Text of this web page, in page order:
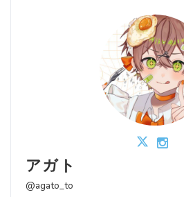
アガト
@agato_to